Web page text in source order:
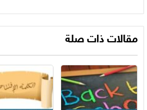
مقالات ذات صلة